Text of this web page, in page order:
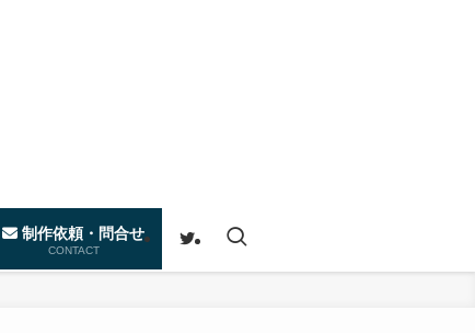
制作依頼・問合せ
CONTACT